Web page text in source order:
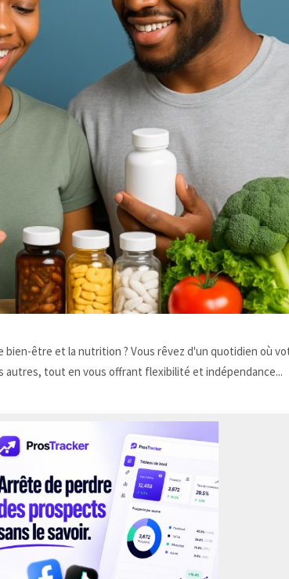
bien-être et la nutrition ? Vous rêvez d'un quotidien où
autres, tout en vous offrant flexibilité et indépendance...